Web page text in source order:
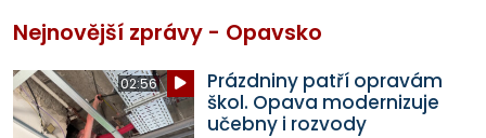
Nejnovější zprávy - Opavsko
02:56
Prázdniny patří opravám
škol. Opava modernizuje
učebny i rozvody